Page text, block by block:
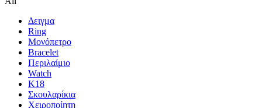
Δειγμα
Ring
Μονόπετρο
Bracelet
Περιλαίμιο
Watch
K18
Σκουλαρίκια
Χειροποίητη